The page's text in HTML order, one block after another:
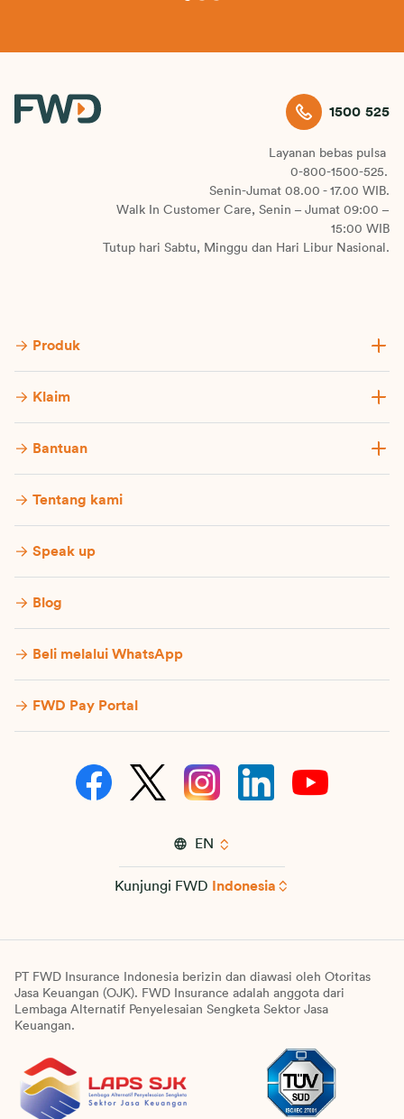
1500 525
Layanan bebas pulsa
0-800-1500-525.
Senin-Jumat 08.00 - 17.00 WIB.
Walk In Customer Care, Senin – Jumat 09:00 –
15:00 WIB
Tutup hari Sabtu, Minggu dan Hari Libur Nasional.
Produk
Klaim
Bantuan
Tentang kami
Speak up
Blog
Beli melalui WhatsApp
FWD Pay Portal
EN
Kunjungi FWD Indonesia
PT FWD Insurance Indonesia berizin dan diawasi oleh Otoritas
Jasa Keuangan (OJK). FWD Insurance adalah anggota dari
Lembaga Alternatif Penyelesaian Sengketa Sektor Jasa
Keuangan.